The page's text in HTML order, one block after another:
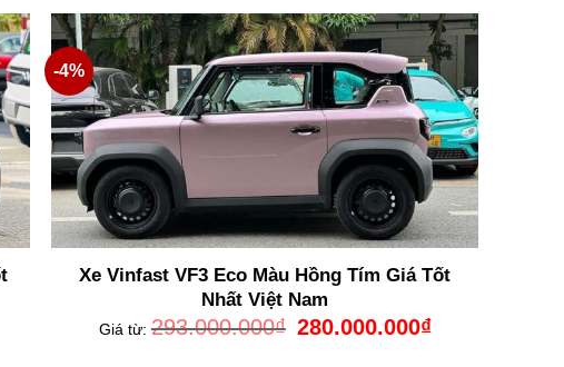
283.000.000₫.
-4%
Xe Vinfast VF3 Eco Màu Hồng Tím Giá Tốt
Nhất Việt Nam
Giá từ:293.000.000₫
Giá
gốc
280.000.000₫Giá
hiện